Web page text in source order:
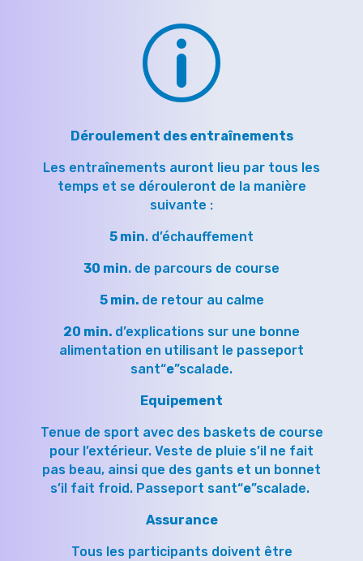
p
Déroulement des entraînements
Les entraînements auront lieu par tous les
temps et se dérouleront de la manière
suivante :
5 min. d’échauffement
30 min. de parcours de course
5 min. de retour au calme
20 min. d’explications sur une bonne
alimentation en utilisant le passeport
sant“e”scalade.
Equipement
Tenue de sport avec des baskets de course
pour l’extérieur. Veste de pluie s’il ne fait
pas beau, ainsi que des gants et un bonnet
s’il fait froid. Passeport sant“e”scalade.
Assurance
Tous les participants doivent être